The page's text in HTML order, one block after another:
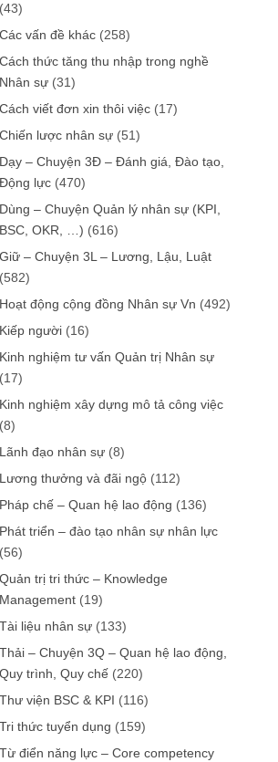
(43)
Các vấn đề khác (258)
Cách thức tăng thu nhập trong nghề
Nhân sự (31)
Cách viết đơn xin thôi việc (17)
Chiến lược nhân sự (51)
Dạy – Chuyện 3Đ – Đánh giá, Đào tạo,
Động lực (470)
Dùng – Chuyện Quản lý nhân sự (KPI,
BSC, OKR, …) (616)
Giữ – Chuyện 3L – Lương, Lậu, Luật
(582)
Hoạt động cộng đồng Nhân sự Vn (492)
Kiếp người (16)
Kinh nghiệm tư vấn Quản trị Nhân sự
(17)
Kinh nghiệm xây dựng mô tả công việc
(8)
Lãnh đạo nhân sự (8)
Lương thưởng và đãi ngộ (112)
Pháp chế – Quan hệ lao động (136)
Phát triển – đào tạo nhân sự nhân lực
(56)
Quản trị tri thức – Knowledge
Management (19)
Tài liệu nhân sự (133)
Thải – Chuyện 3Q – Quan hệ lao động,
Quy trình, Quy chế (220)
Thư viện BSC & KPI (116)
Tri thức tuyển dụng (159)
Từ điển năng lực – Core competency